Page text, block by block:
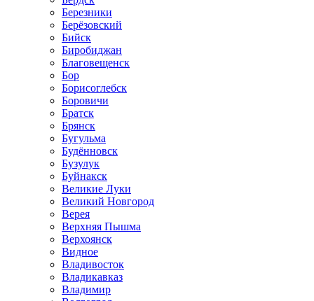
Березники
Берёзовский
Бийск
Биробиджан
Благовещенск
Бор
Борисоглебск
Боровичи
Братск
Брянск
Бугульма
Будённовск
Бузулук
Буйнакск
Великие Луки
Великий Новгород
Верея
Верхняя Пышма
Верхоянск
Видное
Владивосток
Владикавказ
Владимир